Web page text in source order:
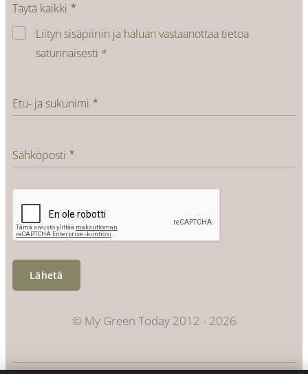
Täytä kaikki
Liityn sisäpiiriin ja haluan vastaanottaa tietoa
satunnaisesti *
Etu- ja sukunimi
Sähköposti
Lähetä
© My Green Today 2012 - 2026